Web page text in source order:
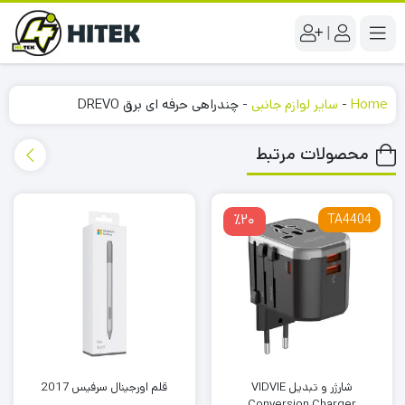
|
Home
- سایر لوازم جانبی - چندراهی حرفه ای برق DREVO
محصولات مرتبط
٪20 TA4404
شارژر و تبدیل VIDVIE
قلم اورجینال سرفیس 2017